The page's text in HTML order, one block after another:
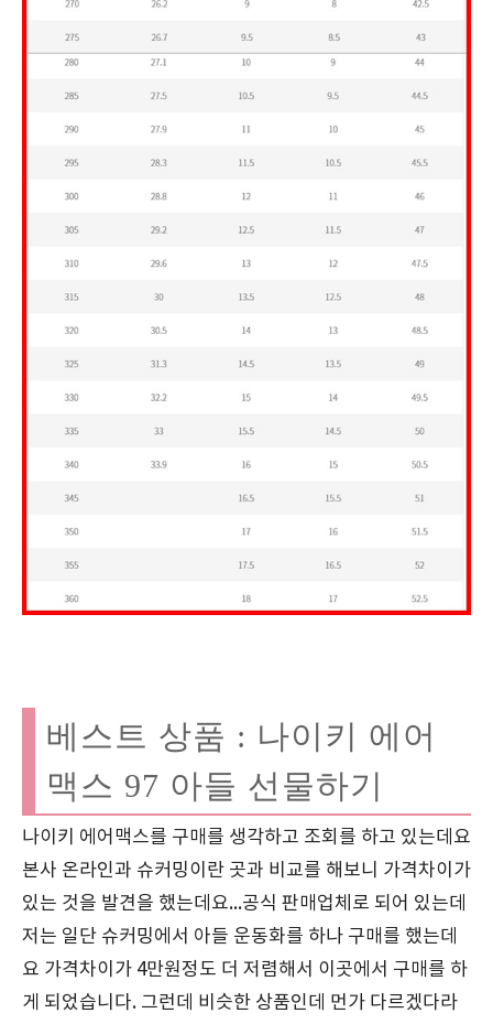
베스트 상품 : 나이키 에어
맥스 97 아들 선물하기
나이키 에어맥스를 구매를 생각하고 조회를 하고 있는데요
본사 온라인과 슈커밍이란 곳과 비교를 해보니 가격차이가
있는 것을 발견을 했는데요...공식 판매업체로 되어 있는데
저는 일단 슈커밍에서 아들 운동화를 하나 구매를 했는데
요 가격차이가 4만원정도 더 저렴해서 이곳에서 구매를 하
게 되었습니다. 그런데 비슷한 상품인데 먼가 다르겠다라